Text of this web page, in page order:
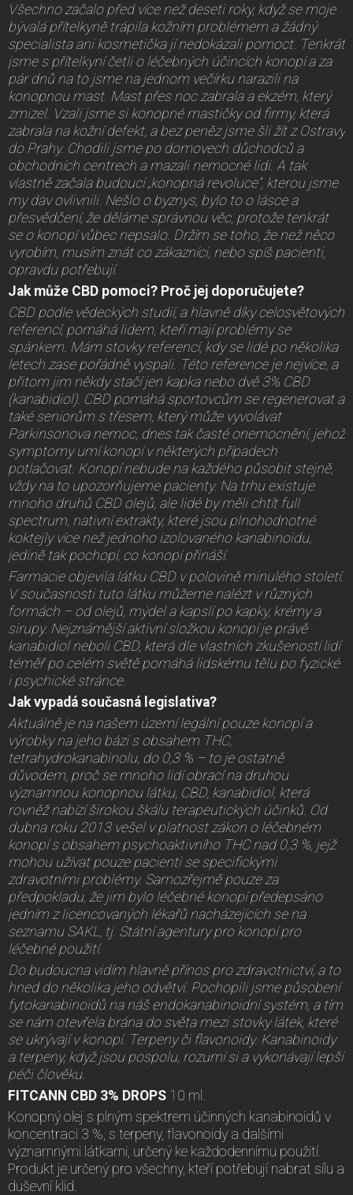
Všechno začalo před více než deseti roky, když se moje
bývalá přítelkyně trápila kožním problémem a žádný
specialista ani kosmetička jí nedokázali pomoct. Tenkrát
jsme s přítelkyní četli o léčebných účincích konopí a za
pár dnů na to jsme na jednom večírku narazili na
konopnou mast. Mast přes noc zabrala a ekzém, který
zmizel. Vzali jsme si konopné mastičky od firmy, která
zabrala na kožní defekt, a bez peněz jsme šli žít z Ostravy
do Prahy. Chodili jsme po domovech důchodců a
obchodních centrech a mazali nemocné lidi. A tak
vlastně začala budoucí „konopná revoluce“, kterou jsme
my dav ovlivnili. Nešlo o byznys, bylo to o lásce a
přesvědčení, že děláme správnou věc, protože tenkrát
se o konopí vůbec nepsalo. Držím se toho, že než něco
vyrobím, musím znát co zákazníci, nebo spíš pacienti,
opravdu potřebují.
Jak může CBD pomoci? Proč jej doporučujete?
CBD podle vědeckých studií, a hlavně díky celosvětových
referencí, pomáhá lidem, kteří mají problémy se
spánkem. Mám stovky referencí, kdy se lidé po několika
letech zase pořádně vyspali. Této reference je nejvíce, a
přitom jim někdy stačí jen kapka nebo dvě 3% CBD
(kanabidiol). CBD pomáhá sportovcům se regenerovat a
také seniorům s třesem, který může vyvolávat
Parkinsonova nemoc, dnes tak časté onemocnění, jehož
symptomy umí konopí v některých případech
potlačovat. Konopí nebude na každého působit stejně,
vždy na to upozorňujeme pacienty. Na trhu existuje
mnoho druhů CBD olejů, ale lidé by měli chtít full
spectrum, nativní extrakty, které jsou plnohodnotné
koktejly více než jednoho izolovaného kanabinoidu,
jedině tak pochopí, co konopí přináší.
Farmacie objevila látku CBD v polovině minulého století.
V současnosti tuto látku můžeme nalézt v různých
formách – od olejů, mýdel a kapslí po kapky, krémy a
sirupy. Nejznámější aktivní složkou konopí je právě
kanabidiol neboli CBD, která dle vlastních zkušeností lidí
téměř po celém světě pomáhá lidskému tělu po fyzické
i psychické stránce.
Jak vypadá současná legislativa?
Aktuálně je na našem území legální pouze konopí a
výrobky na jeho bázi s obsahem THC,
tetrahydrokanabinolu, do 0,3 % – to je ostatně
důvodem, proč se mnoho lidí obrací na druhou
významnou konopnou látku, CBD, kanabidiol, která
rovněž nabízí širokou škálu terapeutických účinků. Od
dubna roku 2013 vešel v platnost zákon o léčebném
konopí s obsahem psychoaktivního THC nad 0,3 %, jejž
mohou užívat pouze pacienti se specifickými
zdravotními problémy. Samozřejmě pouze za
předpokladu, že jim bylo léčebné konopí předepsáno
jedním z licencovaných lékařů nacházejících se na
seznamu SAKL, tj. Státní agentury pro konopí pro
léčebné použití.
Do budoucna vidím hlavně přínos pro zdravotnictví, a to
hned do několika jeho odvětví. Pochopili jsme působení
fytokanabinoidů na náš endokanabinoidní systém, a tím
se nám otevřela brána do světa mezi stovky látek, které
se ukrývají v konopí. Terpeny či flavonoidy. Kanabinoidy
a terpeny, když jsou pospolu, rozumí si a vykonávají lepší
péči člověku.
FITCANN CBD 3% DROPS 10 ml.
Konopný olej s plným spektrem účinných kanabinoidů v
koncentraci 3 %, s terpeny, flavonoidy a dalšími
významnými látkami, určený ke každodennímu použití.
Produkt je určený pro všechny, kteří potřebují nabrat sílu a
duševní klid.